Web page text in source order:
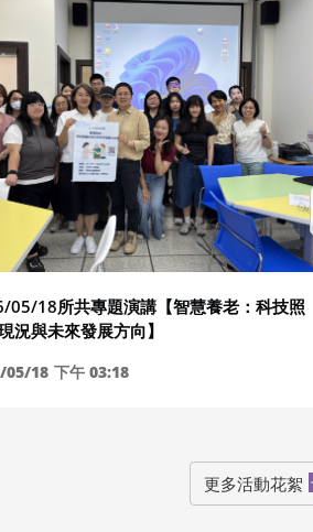
05/18所共專題演講【智慧養老：科技照
況與未來發展方向】
05/18 下午 03:18
更多活動花絮